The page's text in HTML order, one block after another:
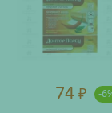
74 ₽ -